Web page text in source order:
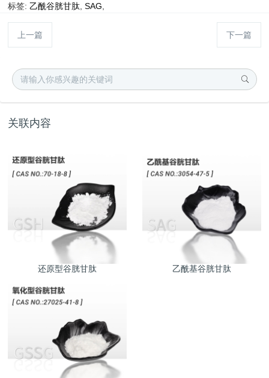
标签: 乙酰谷胱甘肽 ,SAG
上一篇 下一篇
关联内容
还原型谷胱甘肽 乙酰基谷胱甘肽